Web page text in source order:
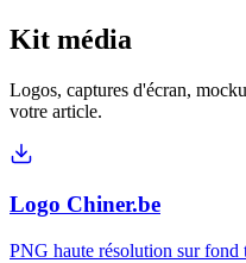
Kit média
Logos, captures d'écran,
votre article.
Logo Chiner.be
PNG haute résolution sur fond